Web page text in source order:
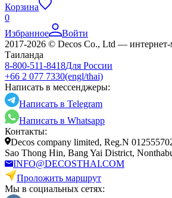
Корзина
0
Избранное
Войти
2017-2026 © Decos Co., Ltd — интернет-
Таиланда
8-800-511-8418Для России
+66 2 077 7330(engl/thai)
Написать в мессенджеры:
Написать в Telegram
Написать в Whatsapp
Контакты:
Decos company limited, Reg.N
Sao Thong Hin, Bang Yai District,
INFO@DECOSTHAI.COM
Проложить маршрут
Мы в социальных сетях: